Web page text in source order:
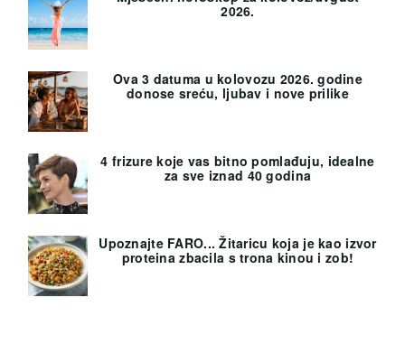
2026.
Ova 3 datuma u kolovozu 2026. godine
donose sreću, ljubav i nove prilike
4 frizure koje vas bitno pomlađuju, idealne
za sve iznad 40 godina
Upoznajte FARO... Žitaricu koja je kao izvor
proteina zbacila s trona kinou i zob!